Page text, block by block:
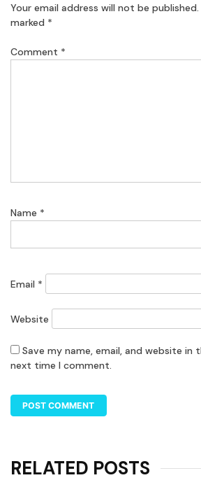
Your email address will not be published.
marked *
Comment *
Name *
Email *
Website
Save my name, email, and website in
next time I comment.
RELATED POSTS